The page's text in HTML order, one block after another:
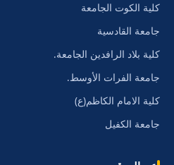
كلية الكوت الجامعة
جامعة القادسية
كلية بلاد الرافدين الجامعة.
جامعة الفرات الأوسط.
كلية الامام الكاظم(ع)
جامعة الكفيل